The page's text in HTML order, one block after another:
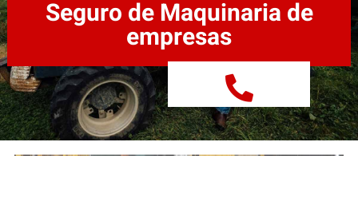
Seguro de Maquinaria de
empresas